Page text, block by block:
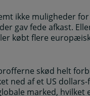
ikke muligheder
gav fede afkast.
købt flere
skød helt
ned af et US
marked,